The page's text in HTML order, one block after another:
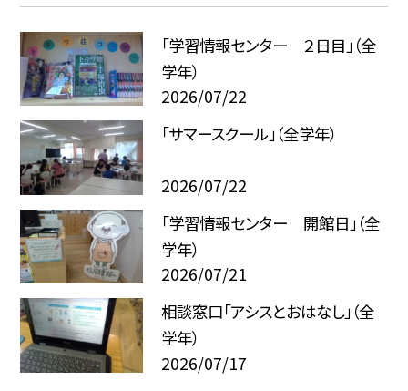
「学習情報センター ２日目」（全
学年）
2026/07/22
「サマースクール」（全学年）
2026/07/22
「学習情報センター 開館日」（全
学年）
2026/07/21
相談窓口「アシスとおはなし」（全
学年）
2026/07/17